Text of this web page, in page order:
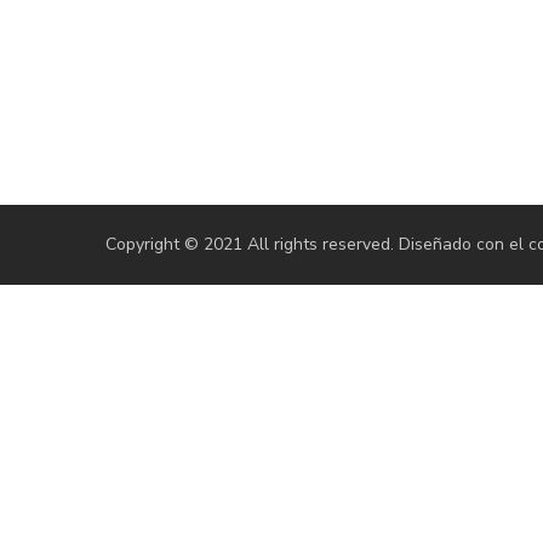
Copyright © 2021 All rights reserved. Diseñado con el